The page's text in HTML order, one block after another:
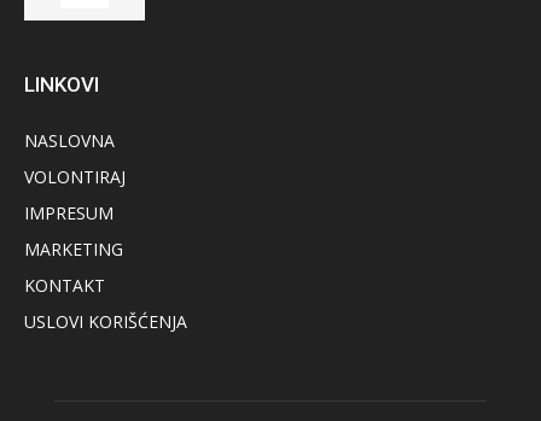
LINKOVI
NASLOVNA
VOLONTIRAJ
IMPRESUM
MARKETING
KONTAKT
USLOVI KORIŠĆENJA